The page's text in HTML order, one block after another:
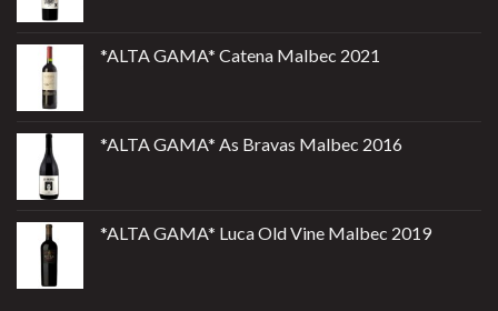
*ALTA GAMA* Catena Malbec 2021
*ALTA GAMA* As Bravas Malbec 2016
*ALTA GAMA* Luca Old Vine Malbec 2019